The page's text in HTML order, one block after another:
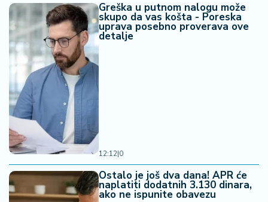
Greška u putnom nalogu može
skupo da vas košta - Poreska
uprava posebno proverava ove
detalje
12:12|0
Ostalo je još dva dana! APR će
naplatiti dodatnih 3.130 dinara,
ako ne ispunite obavezu